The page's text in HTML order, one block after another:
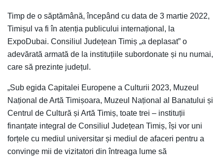
Timp de o săptămână, începând cu data de 3 martie 2022,
Timișul va fi în atenția publicului internațional, la
ExpoDubai. Consiliul Județean Timiș „a deplasat” o
adevărată armată de la instituțiile subordonate și nu numai,
care să prezinte județul.
„Sub egida Capitalei Europene a Culturii 2023, Muzeul
Național de Artă Timișoara, Muzeul Național al Banatului și
Centrul de Cultură și Artă Timiș, toate trei – instituții
finanțate integral de Consiliul Județean Timiș, își vor uni
forțele cu mediul universitar și mediul de afaceri pentru a
convinge mii de vizitatori din întreaga lume să